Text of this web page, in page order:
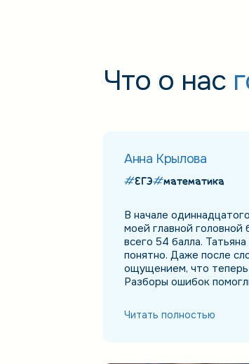
Что о нас
Анна Крылова
ЕГЭ математика
В начале
моей главной головной
всего 54 балла.
понятно. Даже после
ощущением, что теперь
Разборы ошибок
действительно нужно
Когда увидела
Читать полностью